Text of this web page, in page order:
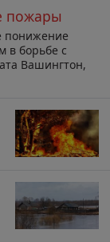
пожары
понижение
в борьбе с
Вашингтон,